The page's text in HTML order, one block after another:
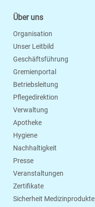
Über uns
Organisation
Unser Leitbild
Geschäftsführung
Gremienportal
Betriebsleitung
Pflegedirektion
Verwaltung
Apotheke
Hygiene
Nachhaltigkeit
Presse
Veranstaltungen
Zertifikate
Sicherheit Medizinprodukte